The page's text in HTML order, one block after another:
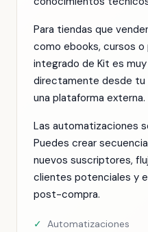
Para tiendas que
como ebooks, cursos
integrado de Kit es
directamente desde
una plataforma externa.
Las automatizaciones
Puedes crear
nuevos suscriptores,
clientes potenciales y
post-compra.
✓ Automatizaciones